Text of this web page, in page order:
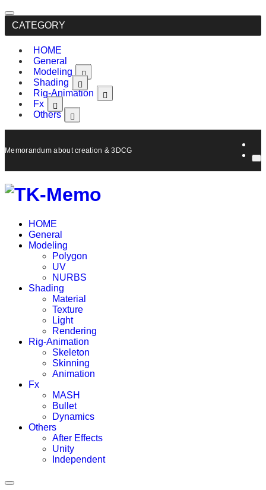
CATEGORY
HOME
General
Modeling
Shading
Rig-Animation
Fx
Others
Memorandum about creation & 3DCG, Maya.
HOME
General
Modeling
Polygon
UV
NURBS
Shading
Material
Texture
Light
Rendering
Rig-Animation
Skeleton
Skinning
Animation
Fx
MASH
Bullet
Dynamics
Others
After Effects
Unity
Independent